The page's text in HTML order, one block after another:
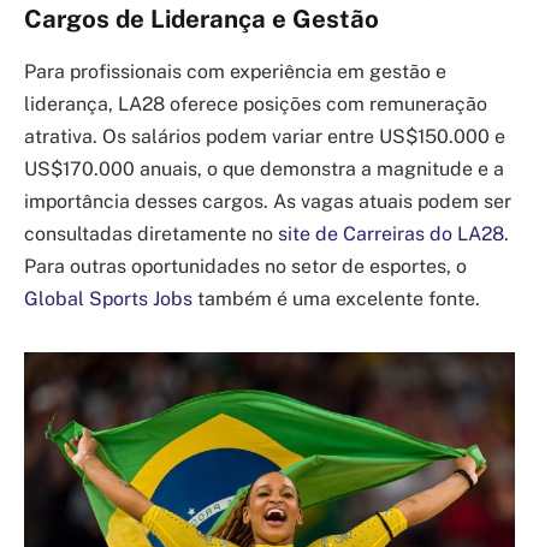
Cargos de Liderança e Gestão
Para profissionais com experiência em gestão e
liderança, LA28 oferece posições com remuneração
atrativa. Os salários podem variar entre US$150.000 e
US$170.000 anuais, o que demonstra a magnitude e a
importância desses cargos. As vagas atuais podem ser
consultadas diretamente no site de Carreiras do LA28.
Para outras oportunidades no setor de esportes, o
Global Sports Jobs também é uma excelente fonte.